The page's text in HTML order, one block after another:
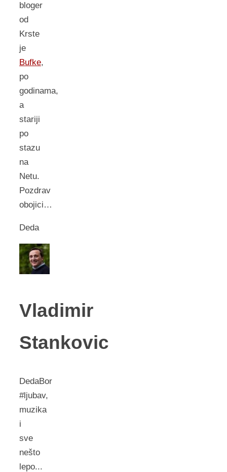
bloger
od
Krste
je
Bufke,
po
godinama,
a
stariji
po
stazu
na
Netu.
Pozdrav
obojici…
Deda
Vladimir
Stankovic
DedaBor
#ljubav,
muzika
i
sve
nešto
lepo...